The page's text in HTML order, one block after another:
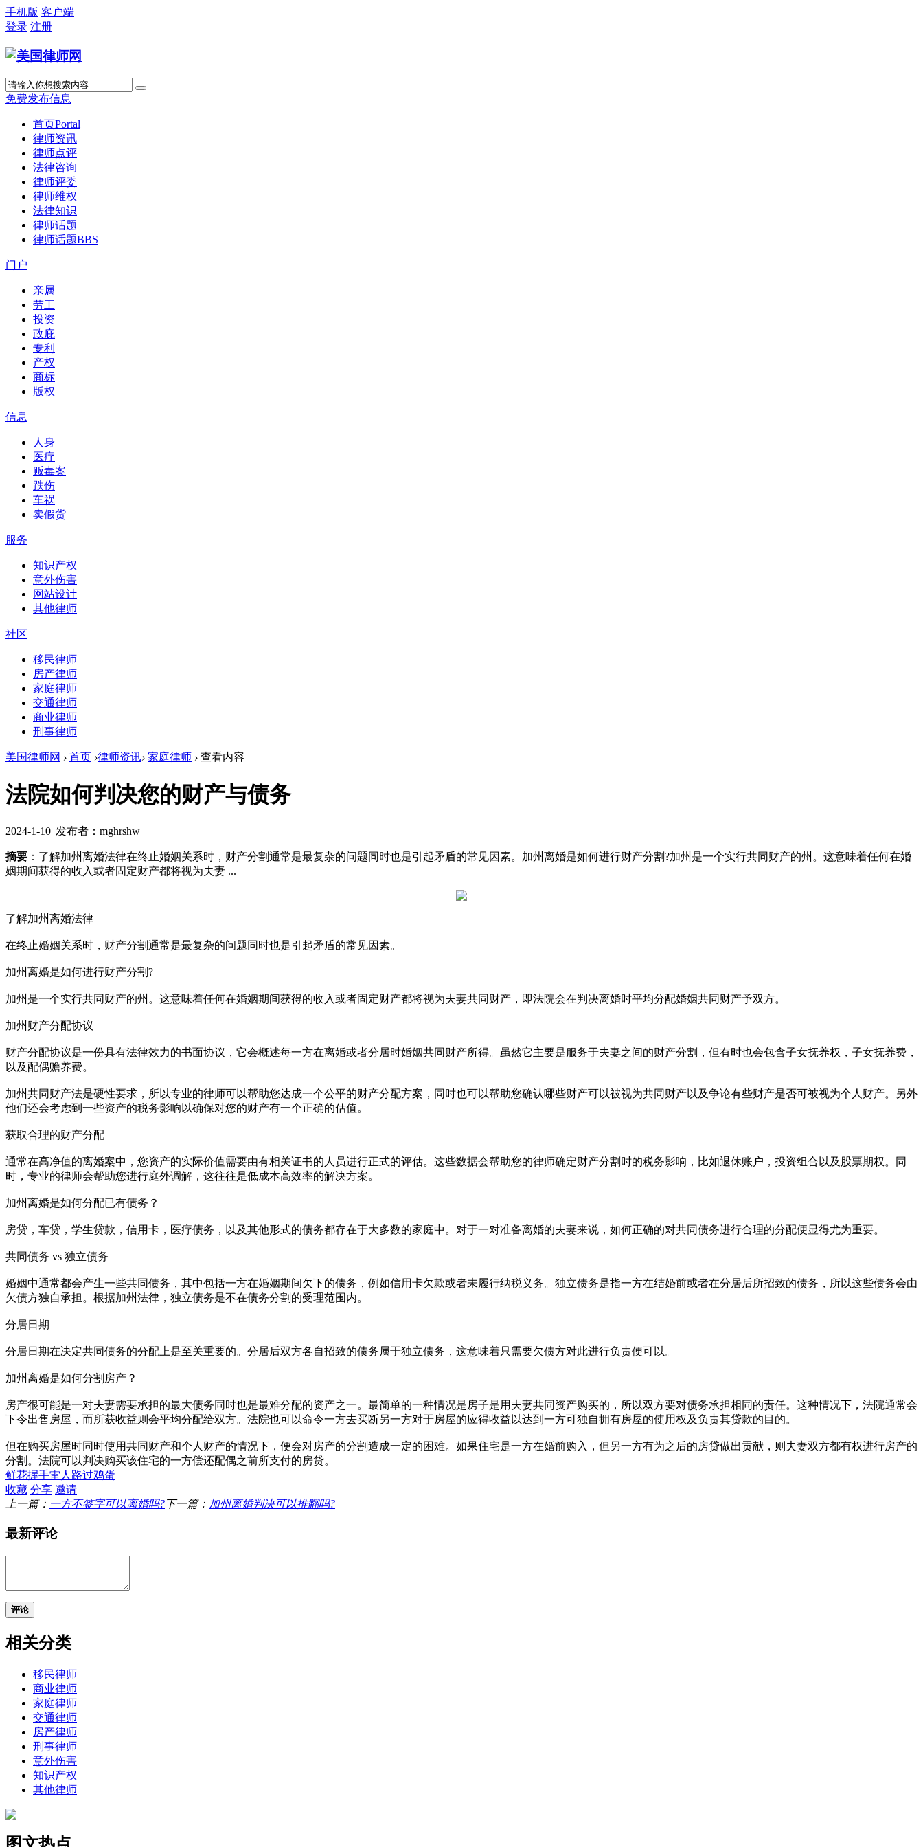
手机版 客户端
登录 注册
免费发布信息
首页Portal
律师资讯
律师点评
法律咨询
律师评委
律师维权
法律知识
律师话题
律师话题BBS
门户
亲属
劳工
投资
政庇
专利
产权
商标
版权
信息
人身
医疗
贩毒案
跌伤
车祸
卖假货
服务
知识产权
意外伤害
网站设计
其他律师
社区
移民律师
房产律师
家庭律师
交通律师
商业律师
刑事律师
美国律师网 › 首页 ›律师资讯› 家庭律师 › 查看内容
法院如何判决您的财产与债务
2024-1-10| 发布者：mghrshw
摘要 ：了解加州离婚法律在终止婚姻关系时，财产分割通常是最复杂的问题同时也是引起矛盾的常见因素。加州离婚是如何进行财产分割?加州是一个实行共同财产的州。这意味着任何在婚
姻期间获得的收入或者固定财产都将视为夫妻 ...
了解加州离婚法律
在终止婚姻关系时，财产分割通常是最复杂的问题同时也是引起矛盾的常见因素。
加州离婚是如何进行财产分割?
加州是一个实行共同财产的州。这意味着任何在婚姻期间获得的收入或者固定财产都将视为夫妻共同财产，即法院会在判决离婚时平均分配婚姻共同财产予双方。
加州财产分配协议
财产分配协议是一份具有法律效力的书面协议，它会概述每一方在离婚或者分居时婚姻共同财产所得。虽然它主要是服务于夫妻之间的财产分割，但有时也会包含子女抚养权，子女抚养费，
以及配偶赡养费。
加州共同财产法是硬性要求，所以专业的律师可以帮助您达成一个公平的财产分配方案，同时也可以帮助您确认哪些财产可以被视为共同财产以及争论有些财产是否可被视为个人财产。另外
他们还会考虑到一些资产的税务影响以确保对您的财产有一个正确的估值。
获取合理的财产分配
通常在高净值的离婚案中，您资产的实际价值需要由有相关证书的人员进行正式的评估。这些数据会帮助您的律师确定财产分割时的税务影响，比如退休账户，投资组合以及股票期权。同
时，专业的律师会帮助您进行庭外调解，这往往是低成本高效率的解决方案。
加州离婚是如何分配已有债务？
房贷，车贷，学生贷款，信用卡，医疗债务，以及其他形式的债务都存在于大多数的家庭中。对于一对准备离婚的夫妻来说，如何正确的对共同债务进行合理的分配便显得尤为重要。
共同债务 vs 独立债务
婚姻中通常都会产生一些共同债务，其中包括一方在婚姻期间欠下的债务，例如信用卡欠款或者未履行纳税义务。独立债务是指一方在结婚前或者在分居后所招致的债务，所以这些债务会由
欠债方独自承担。根据加州法律，独立债务是不在债务分割的受理范围内。
分居日期
分居日期在决定共同债务的分配上是至关重要的。分居后双方各自招致的债务属于独立债务，这意味着只需要欠债方对此进行负责便可以。
加州离婚是如何分割房产？
房产很可能是一对夫妻需要承担的最大债务同时也是最难分配的资产之一。最简单的一种情况是房子是用夫妻共同资产购买的，所以双方要对债务承担相同的责任。这种情况下，法院通常会
下令出售房屋，而所获收益则会平均分配给双方。法院也可以命令一方去买断另一方对于房屋的应得收益以达到一方可独自拥有房屋的使用权及负责其贷款的目的。
但在购买房屋时同时使用共同财产和个人财产的情况下，便会对房产的分割造成一定的困难。如果住宅是一方在婚前购入，但另一方有为之后的房贷做出贡献，则夫妻双方都有权进行房产的
分割。法院可以判决购买该住宅的一方偿还配偶之前所支付的房贷。
鲜花握手雷人 路过鸡蛋
收藏 分享 邀请
上一篇： 一方不签字可以离婚吗?下一篇： 加州离婚判决可以推翻吗?
最新评论
评论
相关分类
移民律师
商业律师
家庭律师
交通律师
房产律师
刑事律师
意外伤害
知识产权
其他律师